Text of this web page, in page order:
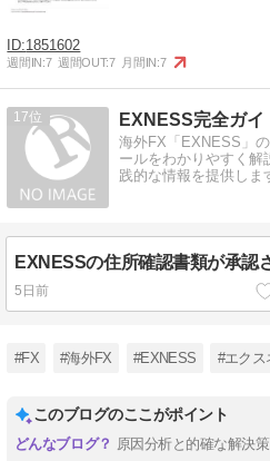
1851602
週間IN:7 週間OUT:7 月間IN:7
17 EXNESS完全ガイ
海外FX「EXNESS」
ールをわかりやすく解
践的な情報を提供しま
5日前
#FX #海外FX #EXNESS #エクス
このブログのここがポイント
原因分析と的確な解決